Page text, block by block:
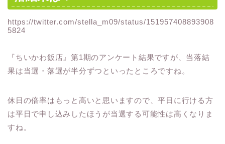
https://twitter.com/stella_m09/status/151957408893908
5824
『ちいかわ飯店』第1期のアンケート結果ですが、当落結
果は当選・落選が半分ずつといったところですね。
休日の倍率はもっと高いと思いますので、平日に行ける方
は平日で申し込みしたほうが当選する可能性は高くなりま
すね。